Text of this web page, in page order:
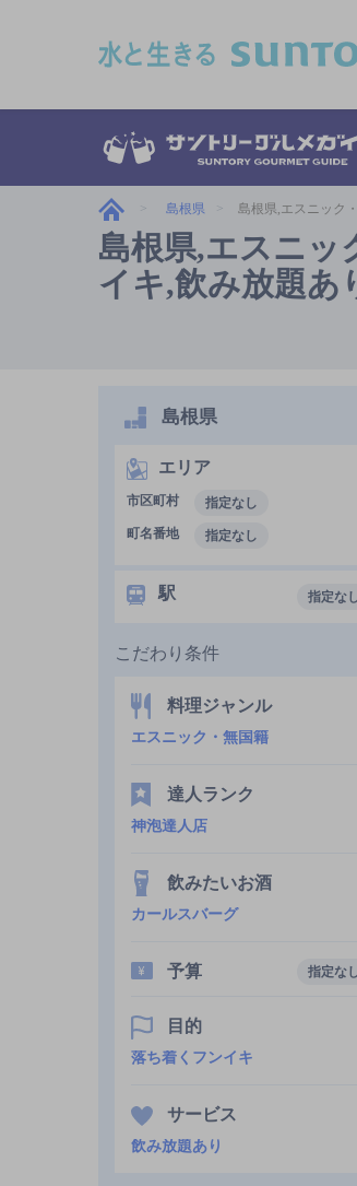
島根県 島根県,エスニック
島根県,エスニッ
イキ,飲み放題あ
島根県
エリア
市区町村
指定なし
町名番地
指定なし
駅 指定な
こだわり条件
料理ジャンル
エスニック・無国籍
達人ランク
神泡達人店
飲みたいお酒
カールスバーグ
予算 指定な
目的
落ち着くフンイキ
サービス
飲み放題あり